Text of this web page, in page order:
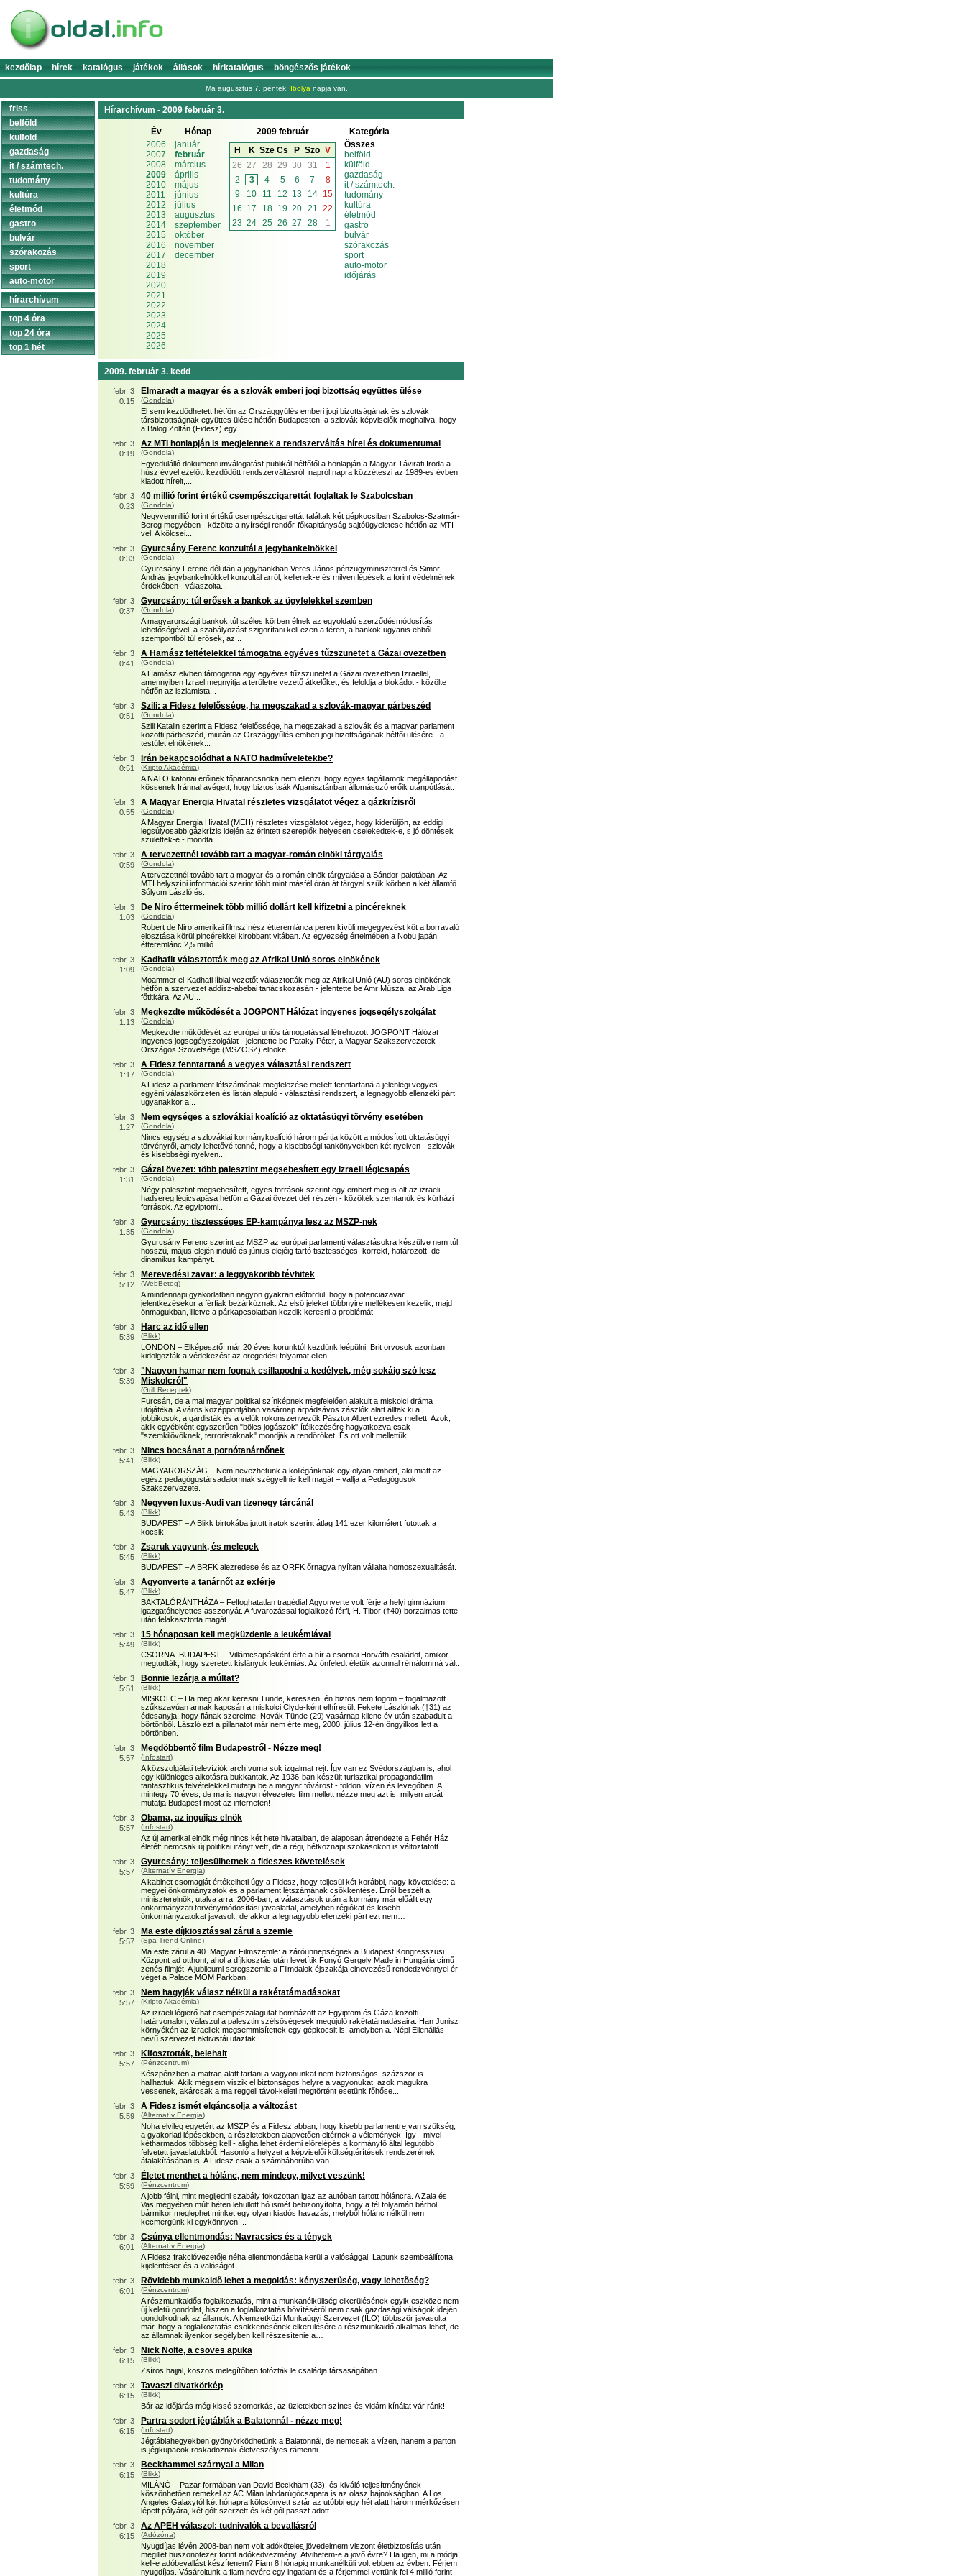
kezdőlap hírek katalógus játékok állások hírkatalógus böngészős játékok
Ma augusztus 7, péntek, Ibolya napja van.
Hírarchívum - 2009 február 3.
Év
2006
2007
2008
2009
2010
2011
2012
2013
2014
2015
2016
2017
2018
2019
2020
2021
2022
2023
2024
2025
2026
Hónap
január
február
március
április
május
június
július
augusztus
szeptember
október
november
december
2009 február
H
K Sze Cs P Szo V
26 27 28 29 30 31
1
2
3 4 5 6 7
8
9
10 11 12 13 14
15
16 17 18 19 20 21
22
23 24 25 26 27 28 1
Kategória
Összes
belföld
külföld
gazdaság
it / számtech.
tudomány
kultúra
életmód
gastro
bulvár
szórakozás
sport
auto-motor
időjárás
2009. február 3. kedd
febr. 3
0:15
Elmaradt a magyar és a szlovák emberi jogi bizottság együttes ülése
(Gondola)
El sem kezdődhetett hétfőn az Országgyűlés emberi jogi bizottságának és szlovák
társbizottságnak együttes ülése hétfőn Budapesten; a szlovák képviselők meghallva, hogy
a Balog Zoltán (Fidesz) egy...
febr. 3
0:19
Az MTI honlapján is megjelennek a rendszerváltás hírei és dokumentumai
(Gondola)
Egyedülálló dokumentumválogatást publikál hétfőtől a honlapján a Magyar Távirati Iroda a
húsz évvel ezelőtt kezdődött rendszerváltásról: napról napra közzéteszi az 1989-es évben
kiadott híreit,...
febr. 3
0:23
40 millió forint értékű csempészcigarettát foglaltak le Szabolcsban
(Gondola)
Negyvenmillió forint értékű csempészcigarettát találtak két gépkocsiban Szabolcs-Szatmár-
Bereg megyében - közölte a nyírségi rendőr-főkapitányság sajtóügyeletese hétfőn az MTI-
vel. A kölcsei...
febr. 3
0:33
Gyurcsány Ferenc konzultál a jegybankelnökkel
(Gondola)
Gyurcsány Ferenc délután a jegybankban Veres János pénzügyminiszterrel és Simor
András jegybankelnökkel konzultál arról, kellenek-e és milyen lépések a forint védelmének
érdekében - válaszolta...
febr. 3
0:37
Gyurcsány: túl erősek a bankok az ügyfelekkel szemben
(Gondola)
A magyarországi bankok túl széles körben élnek az egyoldalú szerződésmódosítás
lehetőségével, a szabályozást szigorítani kell ezen a téren, a bankok ugyanis ebből
szempontból túl erősek, az...
febr. 3
0:41
A Hamász feltételekkel támogatna egyéves tűzszünetet a Gázai övezetben
(Gondola)
A Hamász elvben támogatna egy egyéves tűzszünetet a Gázai övezetben Izraellel,
amennyiben Izrael megnyitja a területre vezető átkelőket, és feloldja a blokádot - közölte
hétfőn az iszlamista...
febr. 3
0:51
Szili: a Fidesz felelőssége, ha megszakad a szlovák-magyar párbeszéd
(Gondola)
Szili Katalin szerint a Fidesz felelőssége, ha megszakad a szlovák és a magyar parlament
közötti párbeszéd, miután az Országgyűlés emberi jogi bizottságának hétfői ülésére - a
testület elnökének...
febr. 3
0:51
Irán bekapcsolódhat a NATO hadműveletekbe?
(Kripto Akadémia)
A NATO katonai erőinek főparancsnoka nem ellenzi, hogy egyes tagállamok megállapodást
kössenek Iránnal avégett, hogy biztosítsák Afganisztánban állomásozó erőik utánpótlását.
febr. 3
0:55
A Magyar Energia Hivatal részletes vizsgálatot végez a gázkrízisről
(Gondola)
A Magyar Energia Hivatal (MEH) részletes vizsgálatot végez, hogy kiderüljön, az eddigi
legsúlyosabb gázkrízis idején az érintett szereplők helyesen cselekedtek-e, s jó döntések
születtek-e - mondta...
febr. 3
0:59
A tervezettnél tovább tart a magyar-román elnöki tárgyalás
(Gondola)
A tervezettnél tovább tart a magyar és a román elnök tárgyalása a Sándor-palotában. Az
MTI helyszíni információi szerint több mint másfél órán át tárgyal szűk körben a két államfő.
Sólyom László és...
febr. 3
1:03
De Niro éttermeinek több millió dollárt kell kifizetni a pincéreknek
(Gondola)
Robert de Niro amerikai filmszínész étteremlánca peren kívüli megegyezést köt a borravaló
elosztása körül pincérekkel kirobbant vitában. Az egyezség értelmében a Nobu japán
étteremlánc 2,5 millió...
febr. 3
1:09
Kadhafit választották meg az Afrikai Unió soros elnökének
(Gondola)
Moammer el-Kadhafi líbiai vezetőt választották meg az Afrikai Unió (AU) soros elnökének
hétfőn a szervezet addisz-abebai tanácskozásán - jelentette be Amr Músza, az Arab Liga
főtitkára. Az AU...
febr. 3
1:13
Megkezdte működését a JOGPONT Hálózat ingyenes jogsegélyszolgálat
(Gondola)
Megkezdte működését az európai uniós támogatással létrehozott JOGPONT Hálózat
ingyenes jogsegélyszolgálat - jelentette be Pataky Péter, a Magyar Szakszervezetek
Országos Szövetsége (MSZOSZ) elnöke,...
febr. 3
1:17
A Fidesz fenntartaná a vegyes választási rendszert
(Gondola)
A Fidesz a parlament létszámának megfelezése mellett fenntartaná a jelenlegi vegyes -
egyéni válaszkörzeten és listán alapuló - választási rendszert, a legnagyobb ellenzéki párt
ugyanakkor a...
febr. 3
1:27
Nem egységes a szlovákiai koalíció az oktatásügyi törvény esetében
(Gondola)
Nincs egység a szlovákiai kormánykoalíció három pártja között a módosított oktatásügyi
törvényről, amely lehetővé tenné, hogy a kisebbségi tankönyvekben két nyelven - szlovák
és kisebbségi nyelven...
febr. 3
1:31
Gázai övezet: több palesztint megsebesített egy izraeli légicsapás
(Gondola)
Négy palesztint megsebesített, egyes források szerint egy embert meg is ölt az izraeli
hadsereg légicsapása hétfőn a Gázai övezet déli részén - közölték szemtanúk és kórházi
források. Az egyiptomi...
febr. 3
1:35
Gyurcsány: tisztességes EP-kampánya lesz az MSZP-nek
(Gondola)
Gyurcsány Ferenc szerint az MSZP az európai parlamenti választásokra készülve nem túl
hosszú, május elején induló és június elejéig tartó tisztességes, korrekt, határozott, de
dinamikus kampányt...
febr. 3
5:12
Merevedési zavar: a leggyakoribb tévhitek
(WebBeteg)
A mindennapi gyakorlatban nagyon gyakran előfordul, hogy a potenciazavar
jelentkezésekor a férfiak bezárkóznak. Az első jeleket többnyire mellékesen kezelik, majd
önmagukban, illetve a párkapcsolatban kezdik keresni a problémát.
febr. 3
5:39
Harc az idő ellen
(Blikk)
LONDON – Elképesztő: már 20 éves korunktól kezdünk leépülni. Brit orvosok azonban
kidolgozták a védekezést az öregedési folyamat ellen.
febr. 3
5:39
"Nagyon hamar nem fognak csillapodni a kedélyek, még sokáig szó lesz
Miskolcról"
(Grill Receptek)
Furcsán, de a mai magyar politikai színképnek megfelelően alakult a miskolci dráma
utójátéka. A város középpontjában vasárnap árpádsávos zászlók alatt álltak ki a
jobbikosok, a gárdisták és a velük rokonszenvezők Pásztor Albert ezredes mellett. Azok,
akik egyébként egyszerűen "bölcs jogászok" ítélkezésére hagyatkozva csak
"szemkilövőknek, terroristáknak" mondják a rendőröket. És ott volt mellettük…
febr. 3
5:41
Nincs bocsánat a pornótanárnőnek
(Blikk)
MAGYARORSZÁG – Nem nevezhetünk a kollégánknak egy olyan embert, aki miatt az
egész pedagógustársadalomnak szégyellnie kell magát – vallja a Pedagógusok
Szakszervezete.
febr. 3
5:43
Negyven luxus-Audi van tizenegy tárcánál
(Blikk)
BUDAPEST – A Blikk birtokába jutott iratok szerint átlag 141 ezer kilométert futottak a
kocsik.
febr. 3
5:45
Zsaruk vagyunk, és melegek
(Blikk)
BUDAPEST – A BRFK alezredese és az ORFK őrnagya nyíltan vállalta homoszexualitását.
febr. 3
5:47
Agyonverte a tanárnőt az exférje
(Blikk)
BAKTALÓRÁNTHÁZA – Felfoghatatlan tragédia! Agyonverte volt férje a helyi gimnázium
igazgatóhelyettes asszonyát. A fuvarozással foglalkozó férfi, H. Tibor (†40) borzalmas tette
után felakasztotta magát.
febr. 3
5:49
15 hónaposan kell megküzdenie a leukémiával
(Blikk)
CSORNA–BUDAPEST – Villámcsapásként érte a hír a csornai Horváth családot, amikor
megtudták, hogy szeretett kislányuk leukémiás. Az önfeledt életük azonnal rémálommá vált.
febr. 3
5:51
Bonnie lezárja a múltat?
(Blikk)
MISKOLC – Ha meg akar keresni Tünde, keressen, én biztos nem fogom – fogalmazott
szűkszavúan annak kapcsán a miskolci Clyde-ként elhíresült Fekete Lászlónak (†31) az
édesanyja, hogy fiának szerelme, Novák Tünde (29) vasárnap kilenc év után szabadult a
börtönből. László ezt a pillanatot már nem érte meg, 2000. július 12-én öngyilkos lett a
börtönben.
febr. 3
5:57
Megdöbbentő film Budapestről - Nézze meg!
(Infostart)
A közszolgálati televíziók archívuma sok izgalmat rejt. Így van ez Svédországban is, ahol
egy különleges alkotásra bukkantak. Az 1936-ban készült turisztikai propagandafilm
fantasztikus felvételekkel mutatja be a magyar fővárost - földön, vízen és levegőben. A
mintegy 70 éves, de ma is nagyon élvezetes film mellett nézze meg azt is, milyen arcát
mutatja Budapest most az interneten!
febr. 3
5:57
Obama, az ingujjas elnök
(Infostart)
Az új amerikai elnök még nincs két hete hivatalban, de alaposan átrendezte a Fehér Ház
életét: nemcsak új politikai irányt vett, de a régi, hétköznapi szokásokon is változtatott.
febr. 3
5:57
Gyurcsány: teljesülhetnek a fideszes követelések
(Alternatív Energia)
A kabinet csomagját értékelheti úgy a Fidesz, hogy teljesül két korábbi, nagy követelése: a
megyei önkormányzatok és a parlament létszámának csökkentése. Erről beszélt a
miniszterelnök, utalva arra: 2006-ban, a választások után a kormány már előállt egy
önkormányzati törvénymódosítási javaslattal, amelyben régiókat és kisebb
önkormányzatokat javasolt, de akkor a legnagyobb ellenzéki párt ezt nem…
febr. 3
5:57
Ma este díjkiosztással zárul a szemle
(Spa Trend Online)
Ma este zárul a 40. Magyar Filmszemle: a záróünnepségnek a Budapest Kongresszusi
Központ ad otthont, ahol a díjkiosztás után levetítik Fonyó Gergely Made in Hungária című
zenés filmjét. A jubileumi seregszemle a Filmdalok éjszakája elnevezésű rendedzvénnyel ér
véget a Palace MOM Parkban.
febr. 3
5:57
Nem hagyják válasz nélkül a rakétatámadásokat
(Kripto Akadémia)
Az izraeli légierő hat csempészalagutat bombázott az Egyiptom és Gáza közötti
határvonalon, válaszul a palesztin szélsőségesek megújuló rakétatámadásaira. Han Junisz
környékén az izraeliek megsemmisítettek egy gépkocsit is, amelyben a. Népi Ellenállás
nevű szervezet aktivistái utaztak.
febr. 3
5:57
Kifosztották, belehalt
(Pénzcentrum)
Készpénzben a matrac alatt tartani a vagyonunkat nem biztonságos, százszor is
hallhattuk. Akik mégsem viszik el biztonságos helyre a vagyonukat, azok magukra
vessenek, akárcsak a ma reggeli távol-keleti megtörtént esetünk főhőse....
febr. 3
5:59
A Fidesz ismét elgáncsolja a változást
(Alternatív Energia)
Noha elvileg egyetért az MSZP és a Fidesz abban, hogy kisebb parlamentre van szükség,
a gyakorlati lépésekben, a részletekben alapvetően eltérnek a vélemények. Így - mivel
kétharmados többség kell - aligha lehet érdemi előrelépés a kormányfő által legutóbb
felvetett javaslatokból. Hasonló a helyzet a képviselői költségtérítések rendszerének
átalakításában is. A Fidesz csak a számháborúba van…
febr. 3
5:59
Életet menthet a hólánc, nem mindegy, milyet veszünk!
(Pénzcentrum)
A jobb félni, mint megijedni szabály fokozottan igaz az autóban tartott hóláncra. A Zala és
Vas megyében múlt héten lehullott hó ismét bebizonyította, hogy a tél folyamán bárhol
bármikor meglephet minket egy olyan kiadós havazás, melyből hólánc nélkül nem
kecmergünk ki egykönnyen....
febr. 3
6:01
Csúnya ellentmondás: Navracsics és a tények
(Alternatív Energia)
A Fidesz frakcióvezetője néha ellentmondásba kerül a valósággal. Lapunk szembeállította
kijelentéseit és a valóságot
febr. 3
6:01
Rövidebb munkaidő lehet a megoldás: kényszerűség, vagy lehetőség?
(Pénzcentrum)
A részmunkaidős foglalkoztatás, mint a munkanélküliség elkerülésének egyik eszköze nem
új keletű gondolat, hiszen a foglalkoztatás bővítéséről nem csak gazdasági válságok idején
gondolkodnak az államok. A Nemzetközi Munkaügyi Szervezet (ILO) többször javasolta
már, hogy a foglalkoztatás csökkenésének elkerülésére a részmunkaidő alkalmas lehet, de
az államnak ilyenkor segélyben kell részesítenie a…
febr. 3
6:15
Nick Nolte, a csöves apuka
(Blikk)
Zsíros hajjal, koszos melegítőben fotózták le családja társaságában
febr. 3
6:15
Tavaszi divatkörkép
(Blikk)
Bár az időjárás még kissé szomorkás, az üzletekben színes és vidám kínálat vár ránk!
febr. 3
6:15
Partra sodort jégtáblák a Balatonnál - nézze meg!
(Infostart)
Jégtáblahegyekben gyönyörködhetünk a Balatonnál, de nemcsak a vízen, hanem a parton
is jégkupacok roskadoznak életveszélyes rámenni.
febr. 3
6:15
Beckhammel szárnyal a Milan
(Blikk)
MILÁNÓ – Pazar formában van David Beckham (33), és kiváló teljesítményének
köszönhetően remekel az AC Milan labdarúgócsapata is az olasz bajnokságban. A Los
Angeles Galaxytól két hónapra kölcsönvett sztár az utóbbi egy hét alatt három mérkőzésen
lépett pályára, két gólt szerzett és két gól passzt adott.
febr. 3
6:15
Az APEH válaszol: tudnivalók a bevallásról
(Adózóna)
Nyugdíjas lévén 2008-ban nem volt adóköteles jövedelmem viszont életbiztosítás után
megillet huszonötezer forint adókedvezmény. Átvihetem-e a jövő évre? Ha igen, mi a módja
kell-e adóbevallást készítenem? Fiam 8 hónapig munkanélküli volt ebben az évben. Férjem
nyugdíjas. Vásároltunk a fiam nevére egy ingatlant és a férjemmel vettünk fel 4 millió forint
friss
belföld
külföld
gazdaság
it / számtech.
tudomány
kultúra
életmód
gastro
bulvár
szórakozás
sport
auto-motor
hírarchívum
top 4 óra
top 24 óra
top 1 hét